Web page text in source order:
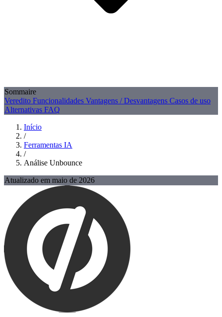
Sommaire
Veredito Funcionalidades Vantagens / Desvantagens Casos de uso
Alternativas FAQ
Início
/
Ferramentas IA
/
Análise Unbounce
Atualizado em maio de 2026